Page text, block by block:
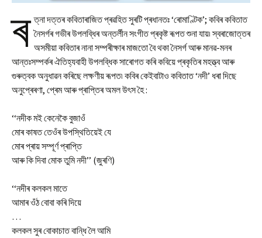
ৰ ত্না দত্তৰ কবিতাৰাজিত প্ৰৱহিত সুৰটি প্ৰধানতঃ ‘ৰোমাণ্টিক’; কবিৰ কবিতাত
নৈসৰ্গৰ গভীৰ উপলব্ধিৰ অন্তৰ্লীন সংগীত প্ৰকৃষ্ট ৰূপত শুনা যায়৷ স্বৰাজোত্তৰ
অসমীয়া কবিতাৰ নানা সম্পৰীক্ষাৰ মাজতো বৈ থকা নৈসৰ্গ আৰু মানৱ-মনৰ
আন্তঃসম্পৰ্কৰ ঐতিহ্যবাহী উপলব্ধিক সাৰোগত কৰি কবিয়ে প্ৰকৃতিৰ মহত্ত্ব আৰু
গুৰুত্বক অনুধাৱন কৰিছে লক্ষণীয় ৰূপত৷ কবিৰ কেইবাটাও কবিতাত ‘নদী’ ধৰা দিছে
অনুপ্ৰেৰণা, প্ৰেম আৰু প্ৰাপ্তিৰ অমল উৎস হৈ :
‘‘নদীক মই কেনেকৈ বুজাওঁ
মোৰ কাষত তেওঁৰ উপস্থিতিয়েই যে
মোৰ প্ৰায় সম্পূৰ্ণ প্ৰাপ্তি
আৰু কি দিবা মোক তুমি নদী’’ (জুৰণি)
‘‘নদীৰ কলকল মাতে
আমাৰ ওঁঠ বোবা কৰি দিয়ে
…
কলকল সুৰ বোকাচাত বান্ধি লৈ আমি